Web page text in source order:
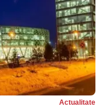
Actualitate